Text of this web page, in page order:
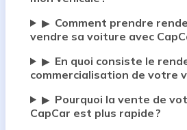
▶ Comment prendre
vendre sa voiture avec
▶ En quoi consiste le
commercialisation de votre
▶ Pourquoi la vente de
CapCar est plus rapide ?